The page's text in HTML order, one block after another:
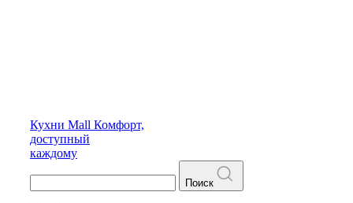
Кухни Mall Комфорт,
доступный
каждому
Поиск